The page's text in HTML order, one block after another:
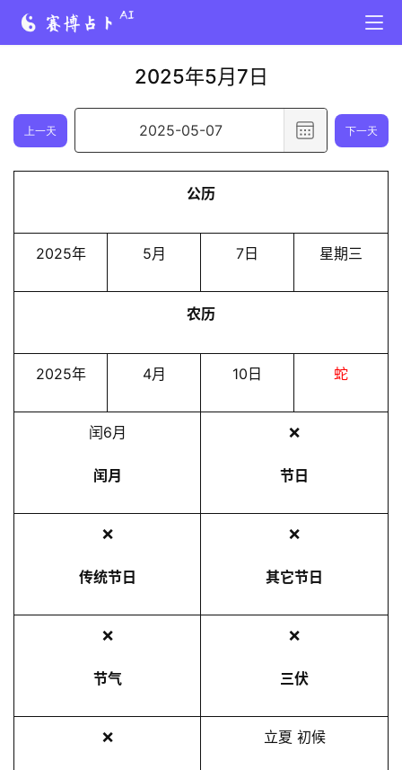
2025年5月7日
上一天
选
日
择
年
日
下一天
公历
2025年 5月 7日 星期三
农历
2025年 4月 10日 蛇
闰6月
闰月
❌
节日
❌
传统节日
❌
其它节日
❌
节气
❌
三伏
❌ 立夏 初候